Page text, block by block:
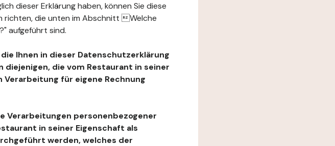
dieser Erklärung haben, können Sie diese
die unten im Abschnitt Welche
aufgeführt sind.
Ihnen in dieser Datenschutzerklärung
die vom Restaurant in seiner
für eigene Rechnung
Verarbeitungen personenbezogener
in seiner Eigenschaft als
werden, welches der